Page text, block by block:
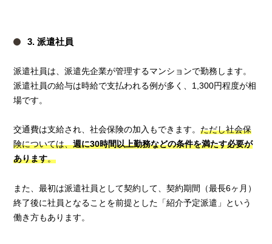
3. 派遣社員
派遣社員は、派遣先企業が管理するマンションで勤務します。
派遣社員の給与は時給で支払われる例が多く、1,300円程度が相
場です。
交通費は支給され、社会保険の加入もできます。ただし社会保
険については、週に30時間以上勤務などの条件を満たす必要が
あります。
また、最初は派遣社員として契約して、契約期間（最長6ヶ月）
終了後に社員となることを前提とした「紹介予定派遣」という
働き方もあります。